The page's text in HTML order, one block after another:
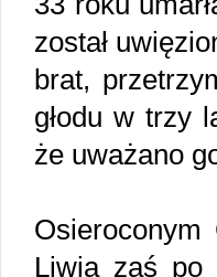
został
brat,
głodu w trzy
że uważano
Liwia zaś po